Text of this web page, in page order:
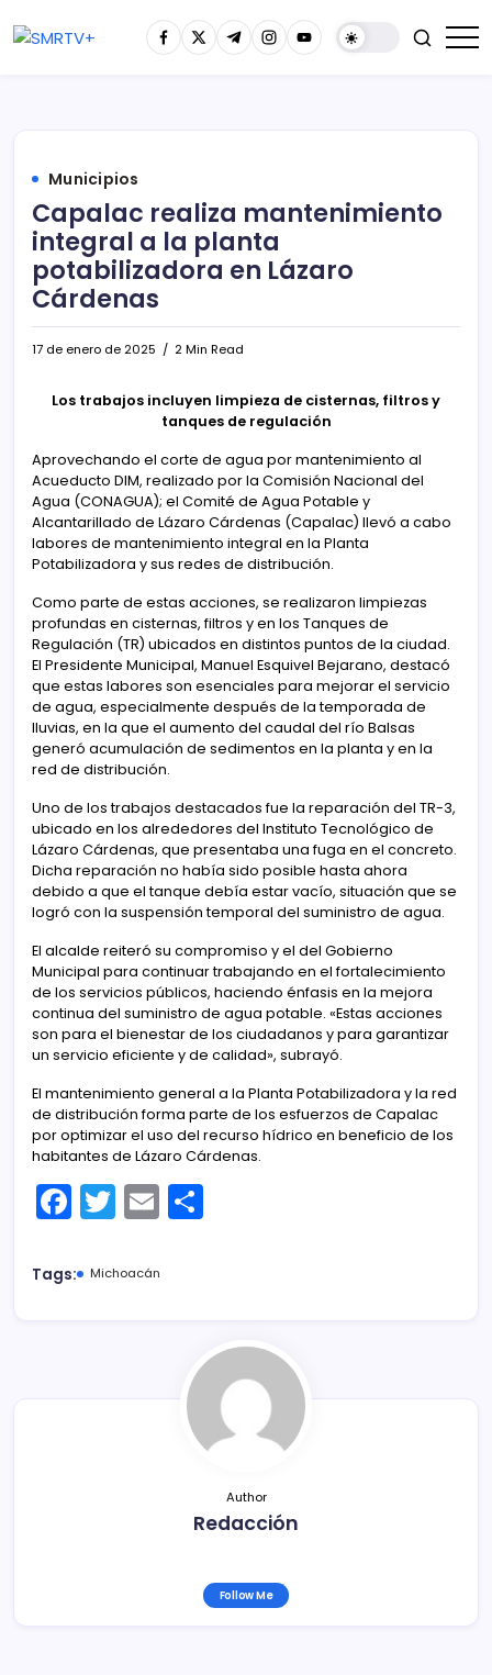
Municipios
Capalac realiza mantenimiento
integral a la planta
potabilizadora en Lázaro
Cárdenas
17 de enero de 2025 2 Min Read
Los trabajos incluyen limpieza de cisternas, filtros y
tanques de regulación
Aprovechando el corte de agua por mantenimiento al
Acueducto DIM, realizado por la Comisión Nacional del
Agua (CONAGUA); el Comité de Agua Potable y
Alcantarillado de Lázaro Cárdenas (Capalac) llevó a cabo
labores de mantenimiento integral en la Planta
Potabilizadora y sus redes de distribución.
Como parte de estas acciones, se realizaron limpiezas
profundas en cisternas, filtros y en los Tanques de
Regulación (TR) ubicados en distintos puntos de la ciudad.
El Presidente Municipal, Manuel Esquivel Bejarano, destacó
que estas labores son esenciales para mejorar el servicio
de agua, especialmente después de la temporada de
lluvias, en la que el aumento del caudal del río Balsas
generó acumulación de sedimentos en la planta y en la
red de distribución.
Uno de los trabajos destacados fue la reparación del TR-3,
ubicado en los alrededores del Instituto Tecnológico de
Lázaro Cárdenas, que presentaba una fuga en el concreto.
Dicha reparación no había sido posible hasta ahora
debido a que el tanque debía estar vacío, situación que se
logró con la suspensión temporal del suministro de agua.
El alcalde reiteró su compromiso y el del Gobierno
Municipal para continuar trabajando en el fortalecimiento
de los servicios públicos, haciendo énfasis en la mejora
continua del suministro de agua potable. «Estas acciones
son para el bienestar de los ciudadanos y para garantizar
un servicio eficiente y de calidad», subrayó.
El mantenimiento general a la Planta Potabilizadora y la red
de distribución forma parte de los esfuerzos de Capalac
por optimizar el uso del recurso hídrico en beneficio de los
habitantes de Lázaro Cárdenas.
F
a
c
T
w
itt
E
m
ar
tir
Tags: Michoacán
Author
Redacción
Follow Me